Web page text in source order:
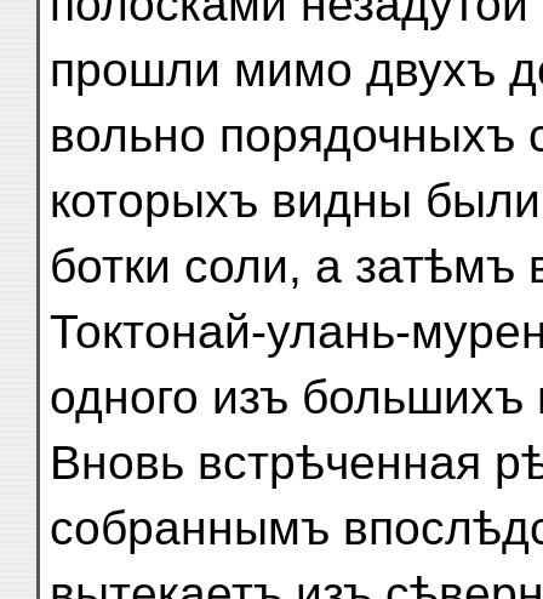
прошли мимо двухъ
вольно порядочныхъ
которыхъ видны
ботки соли, а
Токтонай-улань-
одного изъ большихъ
Вновь встрѣченная
собраннымъ